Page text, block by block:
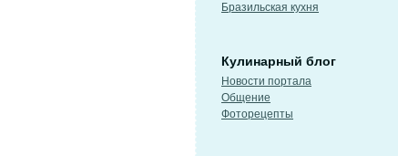
Бразильская кухня
Кулинарный блог
Новости портала
Общение
Фоторецепты